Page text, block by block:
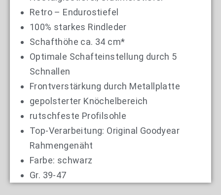
Retro – Endurostiefel
100% starkes Rindleder
Schafthöhe ca. 34 cm*
Optimale Schafteinstellung durch 5
Schnallen
Frontverstärkung durch Metallplatte
gepolsterter Knöchelbereich
rutschfeste Profilsohle
Top-Verarbeitung: Original Goodyear
Rahmengenäht
Farbe: schwarz
Gr. 39-47